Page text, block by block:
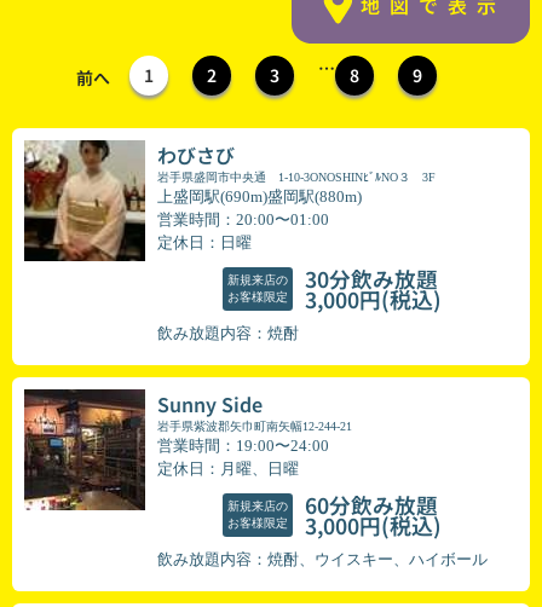
前へ 1 2 3 … 8 9
わびさび
岩手県盛岡市中央通 1-10-3ONOSHINﾋﾞﾙNO３ 3F
上盛岡駅(690m)盛岡駅(880m)
営業時間：20:00〜01:00
定休日：日曜
新規来店の
お客様限定
30分飲み放題
3,000円(税込)
飲み放題内容：焼酎
Sunny Side
岩手県紫波郡矢巾町南矢幅12-244-21
営業時間：19:00〜24:00
定休日：月曜、日曜
新規来店の
お客様限定
60分飲み放題
3,000円(税込)
飲み放題内容：焼酎、ウイスキー、ハイボール